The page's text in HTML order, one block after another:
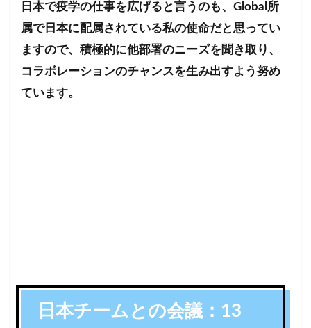
日本で疫学の仕事を広げると言うのも、Global所
属で日本に配属されている私の使命だと思ってい
ますので、積極的に他部署のニーズを聞き取り、
コラボレーションのチャンスを生み出すよう努め
ています。
日本チームとの会議：13